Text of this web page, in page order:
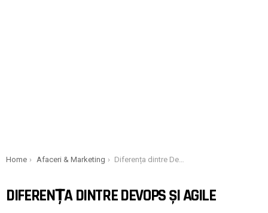
You are here:
Home Afaceri & Marketing Diferența dintre DevOps și Agile
DIFERENȚA DINTRE DEVOPS ȘI AGILE